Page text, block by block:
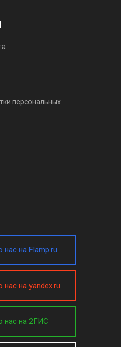
персональных
на Flamp.ru
на yandex.ru
нас на 2ГИС